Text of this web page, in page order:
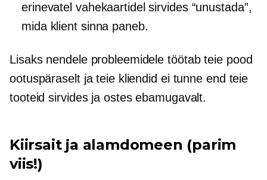
erinevatel vahekaartidel sirvides “unustada”,
mida klient sinna paneb.
Lisaks nendele probleemidele töötab teie pood
ootuspäraselt ja teie kliendid ei tunne end teie
tooteid sirvides ja ostes ebamugavalt.
Kiirsait ja alamdomeen (parim
viis!)